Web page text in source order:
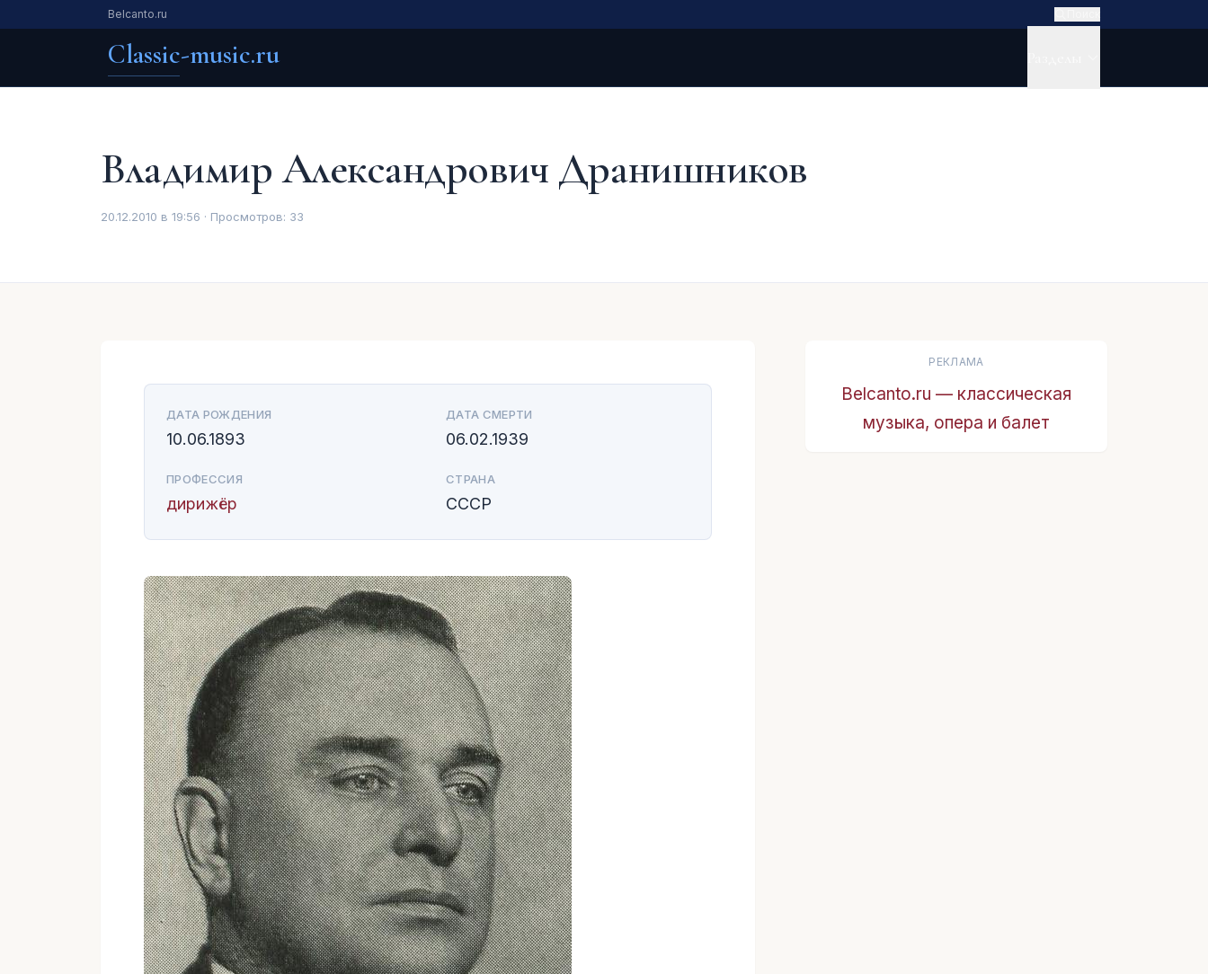
Belcanto.ru
Classic-music.ru
Владимир Александрович Дранишников
20.12.2010 в 19:56 · Просмотров: 33
ДАТА РОЖДЕНИЯ
10.06.1893
ДАТА СМЕРТИ
06.02.1939
ПРОФЕССИЯ
дирижёр
СТРАНА
СССР
РЕКЛАМА
Belcanto.ru — классическая
музыка, опера и балет